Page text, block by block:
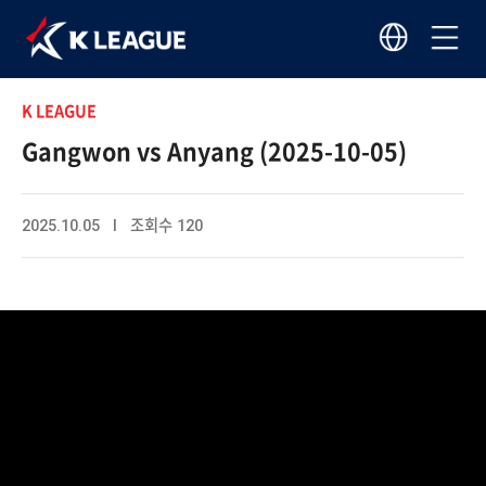
K LEAGUE
Gangwon vs Anyang (2025-10-05)
2025.10.05 I 조회수 120